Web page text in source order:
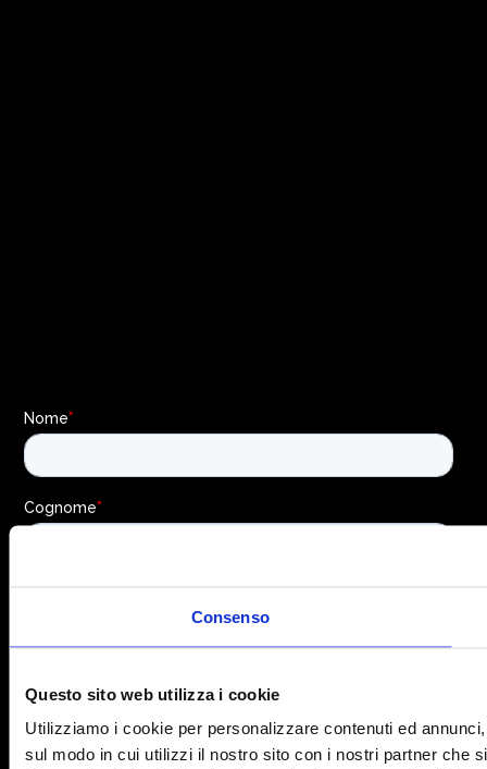
Consenso
Questo sito web utilizza i cookie
Utilizziamo i cookie per personalizzare contenuti ed
sul modo in cui utilizzi il nostro sito con i nostri partner che